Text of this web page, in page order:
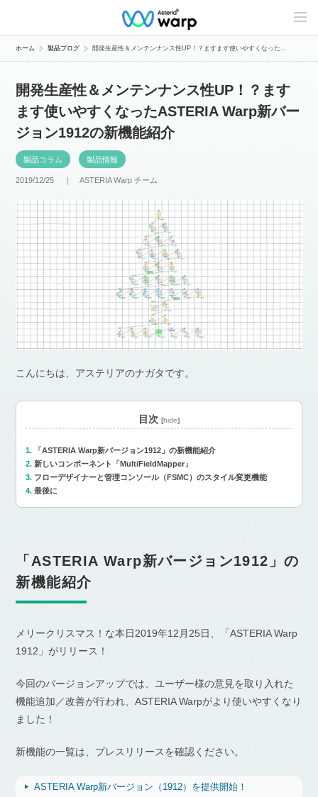
C
n
e
ホーム 製品ブログ 開発生産性＆メンテンナンス性UP！？ますます使いやすくなった...
開発生産性＆メンテンナンス性UP！？ます
ます使いやすくなったASTERIA Warp新バー
ジョン1912の新機能紹介
製品コラム 製品情報
2019/12/25 ｜ASTERIA Warp チーム
こんにちは、アステリアのナガタです。
目次 [hide]
「ASTERIA Warp新バージョン1912」の新機能紹介
新しいコンポーネント「MultiFieldMapper」
フローデザイナーと管理コンソール（FSMC）のスタイル変更機能
最後に
「ASTERIA Warp新バージョン1912」の
新機能紹介
メリークリスマス！な本日2019年12月25日、「ASTERIA Warp
1912」がリリース！
今回のバージョンアップでは、ユーザー様の意見を取り入れた
機能追加／改善が行われ、ASTERIA Warpがより使いやすくなり
ました！
新機能の一覧は、プレスリリースを確認ください。
ASTERIA Warp新バージョン（1912）を提供開始！